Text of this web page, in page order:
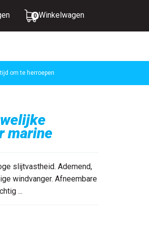
0 Winkelwagen
IS LEEG.
om te herroepen
marine
slijtvastheid. Ademend,
windvanger. Afneembare
...